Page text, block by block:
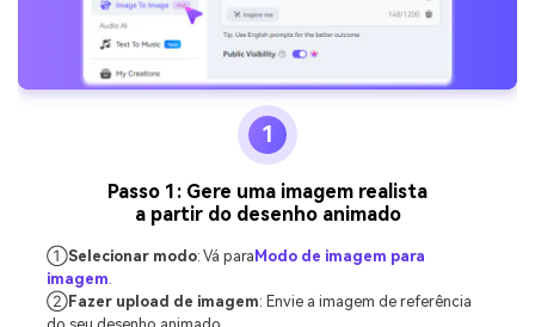
1
Passo 1: Gere uma imagem realista
a partir do desenho animado
①Selecionar modo: Vá paraModo de imagem para
imagem
②Fazer upload de imagem: Envie a imagem de referência